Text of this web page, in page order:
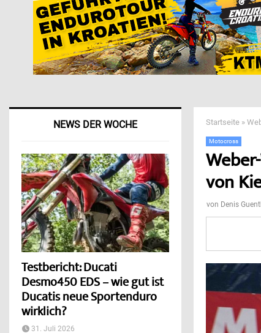
Startseite »
Motocross
von
von Denis
NEWS DER WOCHE
Testbericht: Ducati
Desmo450 EDS – wie gut ist
Ducatis neue Sportenduro
wirklich?
31. Juli 2026